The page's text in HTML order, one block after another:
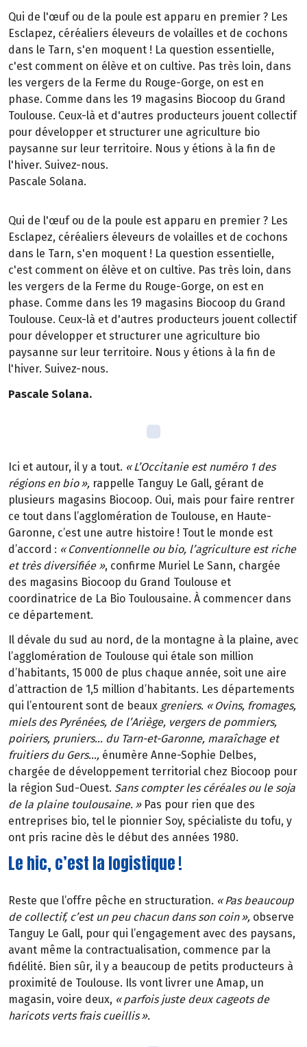
Qui de l'œuf ou de la poule est apparu en premier ? Les
Esclapez, céréaliers éleveurs de volailles et de cochons
dans le Tarn, s'en moquent ! La question essentielle,
c'est comment on élève et on cultive. Pas très loin, dans
les vergers de la Ferme du Rouge-Gorge, on est en
phase. Comme dans les 19 magasins Biocoop du Grand
Toulouse. Ceux-là et d'autres producteurs jouent collectif
pour développer et structurer une agriculture bio
paysanne sur leur territoire. Nous y étions à la fin de
l'hiver. Suivez-nous.
Pascale Solana.
Qui de l'œuf ou de la poule est apparu en premier ? Les
Esclapez, céréaliers éleveurs de volailles et de cochons
dans le Tarn, s'en moquent ! La question essentielle,
c'est comment on élève et on cultive. Pas très loin, dans
les vergers de la Ferme du Rouge-Gorge, on est en
phase. Comme dans les 19 magasins Biocoop du Grand
Toulouse. Ceux-là et d'autres producteurs jouent collectif
pour développer et structurer une agriculture bio
paysanne sur leur territoire. Nous y étions à la fin de
l'hiver. Suivez-nous.
Pascale Solana.
Ici et autour, il y a tout. « L’Occitanie est numéro 1 des
régions en bio », rappelle Tanguy Le Gall, gérant de
plusieurs magasins Biocoop. Oui, mais pour faire rentrer
ce tout dans l’agglomération de Toulouse, en Haute-
Garonne, c’est une autre histoire ! Tout le monde est
d’accord : « Conventionnelle ou bio, l’agriculture est riche
et très diversifiée », confirme Muriel Le Sann, chargée
des magasins Biocoop du Grand Toulouse et
coordinatrice de La Bio Toulousaine. À commencer dans
ce département.
Il dévale du sud au nord, de la montagne à la plaine, avec
l’agglomération de Toulouse qui étale son million
d’habitants, 15 000 de plus chaque année, soit une aire
d ’attraction de 1,5 million d ’habitants. Les d épartements
qui l’entourent sont de beaux greniers. « Ovins, fromages,
miels des Pyrénées, de l’Ariège, vergers de pommiers,
poiriers, pruniers… du Tarn-et-Garonne, maraîchage et
fruitiers du Gers…, énumère Anne-Sophie Delbes,
chargée de développement territorial chez Biocoop pour
la région Sud-Ouest. Sans compter les céréales ou le soja
de la plaine toulousaine. » Pas pour rien que des
entreprises bio, tel le pionnier Soy, spécialiste du tofu, y
ont pris racine dès le début des années 1980.
Le hic, c’est la logistique !
Reste que l’offre pêche en structuration. « Pas beaucoup
de collectif, c’est un peu chacun dans son coin », observe
Tanguy Le Gall, pour qui l’engagement avec des paysans,
avant même la contractualisation, commence par la
fidélité. Bien sûr, il y a beaucoup de petits producteurs à
proximité de Toulouse. Ils vont livrer une Amap, un
magasin, voire deux, « parfois juste deux cageots de
haricots verts frais cueillis ».